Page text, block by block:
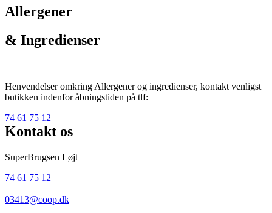
Allergener
& Ingredienser
Henvendelser omkring Allergener og ingredienser, kontakt venligst
butikken indenfor åbningstiden på tlf:
74 61 75 12
Kontakt os
SuperBrugsen Løjt
74 61 75 12
03413@coop.dk